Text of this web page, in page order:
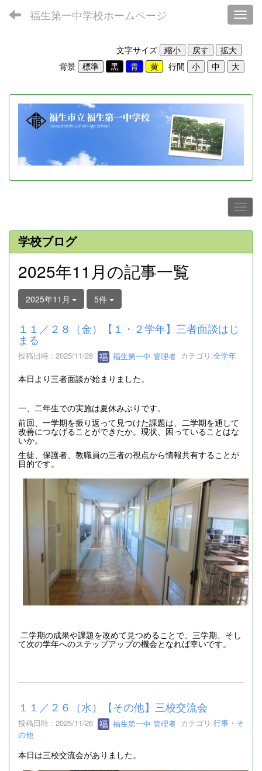
福生第一中学校ホームページ
文字サイズ
背景
行間
学校ブログ
2025年11月の記事一覧
2025年11月 5件
１１／２８（金）【１・２学年】三者面談はじ
まる
投稿日時 : 2025/11/28 福生第一中 管理者 カテゴリ:全学年
本日より三者面談が始まりました。
一、二年生での実施は夏休みぶりです。
前回、一学期を振り返って見つけた課題は、二学期を通して
改善につなげることができたか。現状、困っていることはな
いか。
生徒、保護者、教職員の三者の視点から情報共有することが
目的です。
二学期の成果や課題を改めて見つめることで、三学期、そし
て次の学年へのステップアップの機会となれば幸いです。
１１／２６（水）【その他】三校交流会
投稿日時 : 2025/11/26 福生第一中 管理者 カテゴリ:行事・そ
の他
本日は三校交流会がありました。